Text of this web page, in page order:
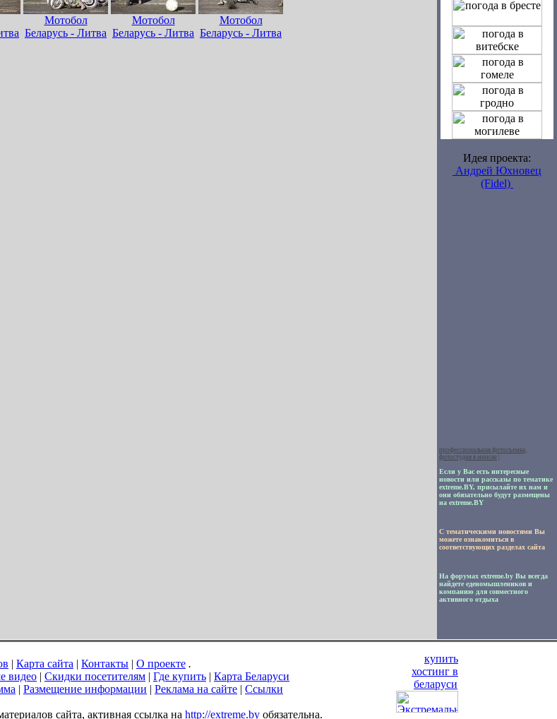
Мотобол
Беларусь - Литва
Мотобол
Беларусь - Литва
Мотобол
Беларусь - Литва
Идея проекта:
Андрей Юхновец
(Fidel)
профессиональная фотосъемка,
фотостудия в минске
Если у Вас есть интересные
новости или рассказы по тематике
extreme.BY, присылайте их нам и
они обязательно будут размещены
на extreme.BY
С тематическими новостями Вы
можете ознакомиться в
соответствующих разделах сайта
На форумах extreme.by Вы всегда
найдете еденомышлеников и
компанию для совместного
активного отдыха
| Карта сайта | Контакты | О проекте .
видео | Скидки посетителям | Где купить | Карта Беларуси
| Размещение информации | Реклама на сайте | Ссылки
сайта, активная ссылка на http://extreme.by обязательна.
купить
хостинг в
беларуси